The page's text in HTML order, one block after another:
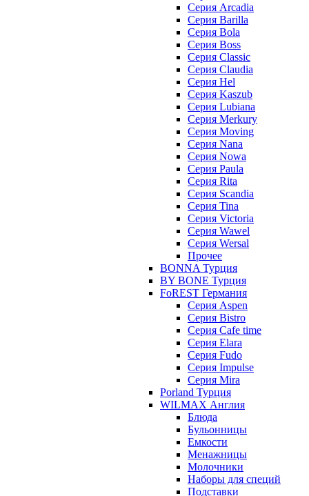
Серия Arcadia
Серия Barilla
Серия Bola
Серия Boss
Серия Classic
Серия Claudia
Серия Hel
Серия Kaszub
Серия Lubiana
Серия Merkury
Серия Moving
Серия Nana
Серия Nowa
Серия Paula
Серия Rita
Серия Scandia
Серия Tina
Серия Victoria
Серия Wawel
Серия Wersal
Прочее
BONNA Турция
BY BONE Турция
FoREST Германия
Серия Aspen
Серия Bistro
Серия Cafe time
Серия Elara
Серия Fudo
Серия Impulse
Серия Mira
Porland Турция
WILMAX Англия
Блюда
Бульонницы
Емкости
Менажницы
Молочники
Наборы для специй
Подставки